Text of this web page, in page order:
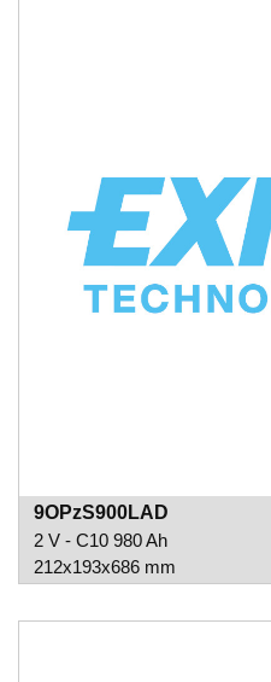
9OPzS900LAD
2 V - C10 980 Ah
212x193x686 mm